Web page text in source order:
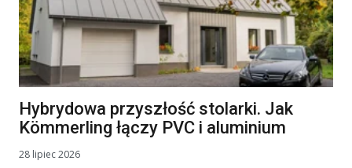
Hybrydowa przyszłość stolarki. Jak
Kömmerling łączy PVC i aluminium
28 lipiec 2026